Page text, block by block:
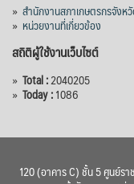
» สำนักงานสภาเกษตรกรจังห
» หน่วยงานที่เกี่ยวข้อง
สถิติผู้ใช้งานเว็บไซต์
» Total :2040205
» Today :1086
120 (อาคาร C) ชั้น 5 ศูนย์ร